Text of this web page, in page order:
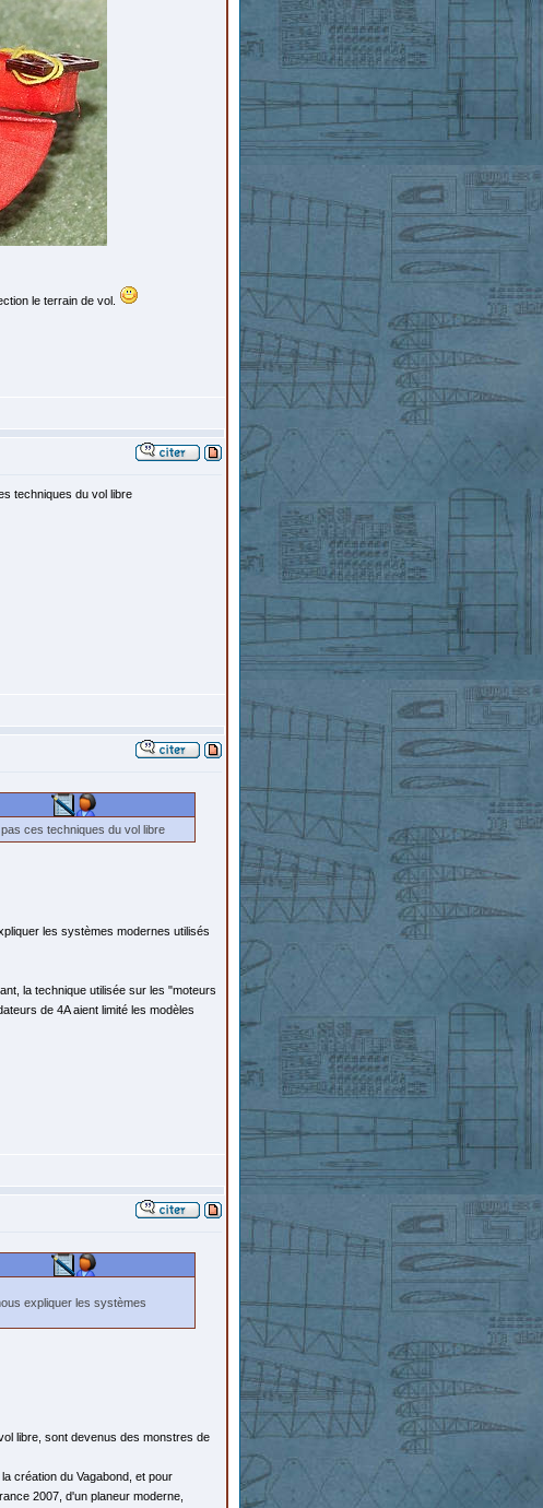
le terrain de vol.
techniques du vol libre
ces techniques du vol libre
les systèmes modernes utilisés
la technique utilisée sur les "moteurs
de 4A aient limité les modèles
expliquer les systèmes
libre, sont devenus des monstres de
création du Vagabond, et pour
2007, d'un planeur moderne,